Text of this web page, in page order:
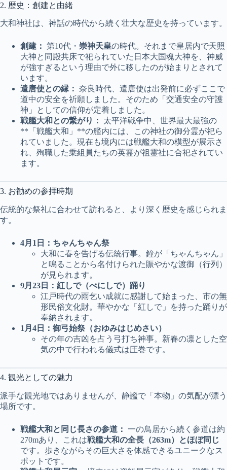
2. 歴史：創建と由緒
大和神社は、神話の時代から続く壮大な歴史を持っています。
創建： 第10代・ 崇神天皇の時代。それまで皇居内で天照
大神と同殿共床で祀られていた日本大国魂大神を、神威
が強すぎるという理由で外に移したのが始まりとされて
います。
遣唐使との縁： 奈良時代、遣唐使は出発前に必ずここで
道中の安全を祈願しました。そのため「交通安全の守護
神」としての信仰が定着しました。
戦艦大和との繋がり：
太平洋戦争中、世界最大最強の
**「戦艦大和」**の艦内には、この神社の御分霊が祀ら
れていました。現在も境内には戦艦大和の模型が展示さ
れ、殉職した乗組員たちの英霊が祖霊社に合祀されてい
ます。
3. お勧めの参拝時期
伝統的な祭礼に合わせて訪れると、より深く歴史を感じられま
す。
4月1日：ちゃんちゃん祭
大和に春を告げる伝統行事。鐘が「ちゃんちゃん」
と鳴ることから名付けられた賑やかな渡御（行列）
が見られます。
9月23日：紅しで（べにしで）踊り
江戸時代の雨乞い成就に感謝して始まった、市の無
形民俗文化財。華やかな「紅しで」を持った踊りが
奉納されます。
1月4日：御弓始祭（おゆみはじめさい）
その年の吉凶を占う弓打ち神事。新春の凛とした空
気の中で行われる儀式は圧巻です。
4. 観光としての魅力
派手な観光地ではありませんが、静謐で「本物」の気配が漂う
場所です。
戦艦大和と同じ長さの参道： 一の鳥居から続く参道は約
270mあり、これは戦艦大和の全長（263m）とほぼ同じ
です。歩きながらその巨大さを体感できるユニークなス
ポットです。